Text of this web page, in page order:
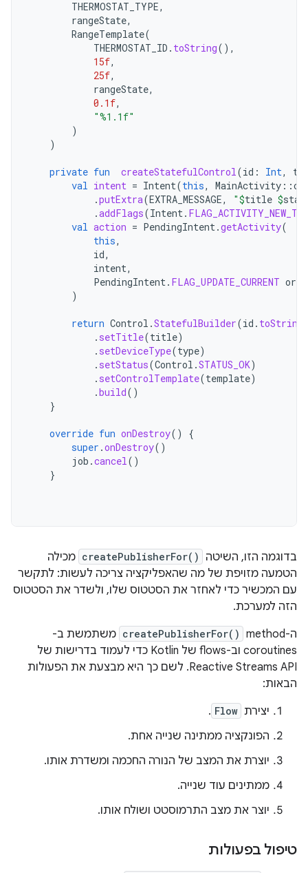
THERMOSTAT_TYPE,
rangeState,
RangeTemplate(
THERMOSTAT_ID . toString(),
15f,
25f,
rangeState,
0.1f,
"%1.1f"
)
)
private fun createStatefulControl(id : Int,
val intent = Intent(this, MainActivity ::
.putExtra(EXTRA_MESSAGE, "$title $
.addFlags(Intent.
val action = PendingIntent.getActivity(
this,
id,
intent,
PendingIntent. FLAG_UPDATE_CURRENT or
)
return Control .StatefulBuilder(id . toString
. setTitle(title)
. setDeviceType(type)
. setStatus(Control .STATUS_OK)
. setControlTemplate(template)
.build()
}
override fun onDestroy()
{
super .onDestroy()
job .cancel()
}
בדוגמה הזו, השיטה createPublisherFor() מכילה
הטמעה מזויפת של מה שהאפליקציה צריכה לעשות: לתקשר
עם המכשיר כדי לאחזר את הסטטוס שלו, ולשדר את הסטטוס
הזה למערכת.
ה-method‏
createPublisherFor() משתמשת ב-
coroutines וב-flows של Kotlin כדי לעמוד בדרישות של
Reactive Streams API. לשם כך היא מבצעת את הפעולות
הבאות:
יצירת Flow
.
הפונקציה ממתינה שנייה אחת.
יוצרת את המצב של הנורה החכמה ומשדרת אותו.
ממתינים עוד שנייה.
יוצר את מצב התרמוסטט ושולח אותו.
טיפול בפעולות